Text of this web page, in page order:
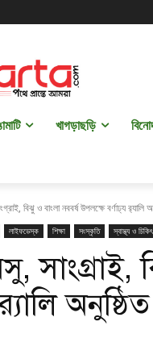
খাগড়াছড়ি
বিঝু ও বাংলা নববর্ষ উপলক্ষে বর্ণাঢ্য র‍্যালি
লাইফডেস্ক শিক্ষা সংস্কৃতি স্বাস্থ্য ও
সাংগ্রাই,
অনুষ্ঠিত